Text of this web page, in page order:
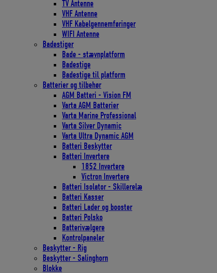
TV Antenne
VHF Antenne
VHF Kabelgennemføringer
WIFI Antenne
Badestiger
Bade - stævnplatform
Badestige
Badestige til platform
Batterier og tilbehør
AGM Batteri - Vision FM
Varta AGM Batterier
Varta Marine Professional
Varta Silver Dynamic
Varta Ultra Dynamic AGM
Batteri Beskytter
Batteri Invertere
1852 Invertere
Victron Invertere
Batteri Isolator - Skillerelæ
Batteri Kasser
Batteri Lader og booster
Batteri Polsko
Batterivælgere
Kontrolpaneler
Beskytter - Rig
Beskytter - Salinghorn
Blokke